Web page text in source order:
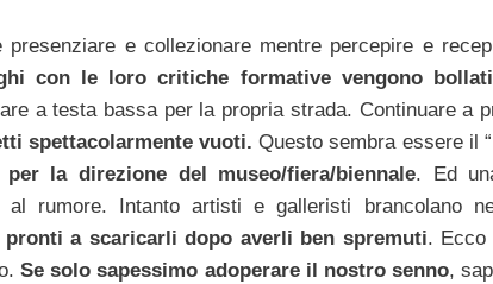
e collezionare mentre percepire e
con le loro critiche formative vengono
a testa bassa per la propria strada. Continuare a
spettacolarmente vuoti. Questo sembra essere il
la direzione del museo/fiera/biennale. Ed
rumore. Intanto artisti e galleristi brancolano
a scaricarli dopo averli ben spremuti. Ecco
Se solo sapessimo adoperare il nostro senno,